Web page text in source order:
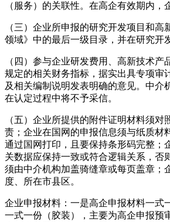
（服务）的关联性。在高企有效期内
（三）企业所申报的研究开发项目和
领域》中的最后一级目录，并在研究开
（四）参与企业研发费用、高新技术
规定的相关财务指标，据实出具专项审
及相关编制说明发表明确的意见。中介
在认定过程中将不予采信。
（五）企业所提供的附件证明材料须
责；企业在国网的申报信息须与纸质材
通过国网打印，且要保持条形码完整；
关数据应保持一致或符合逻辑关系，否
须由中介机构加盖骑缝章或每页盖章；
度、所在市县区。
企业申报材料：一是高企申报材料一式
一式一份（胶装），主要为高企申报预